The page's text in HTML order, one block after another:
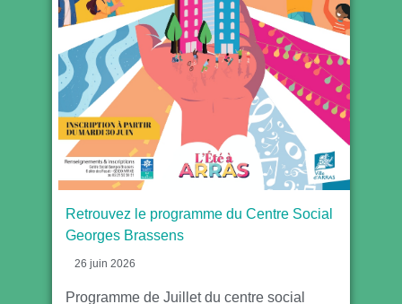
Retrouvez le programme du Centre Social
Georges Brassens
26 juin 2026
Programme de Juillet du centre social